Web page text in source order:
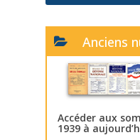
Anciens
Accéder aux
1939 à